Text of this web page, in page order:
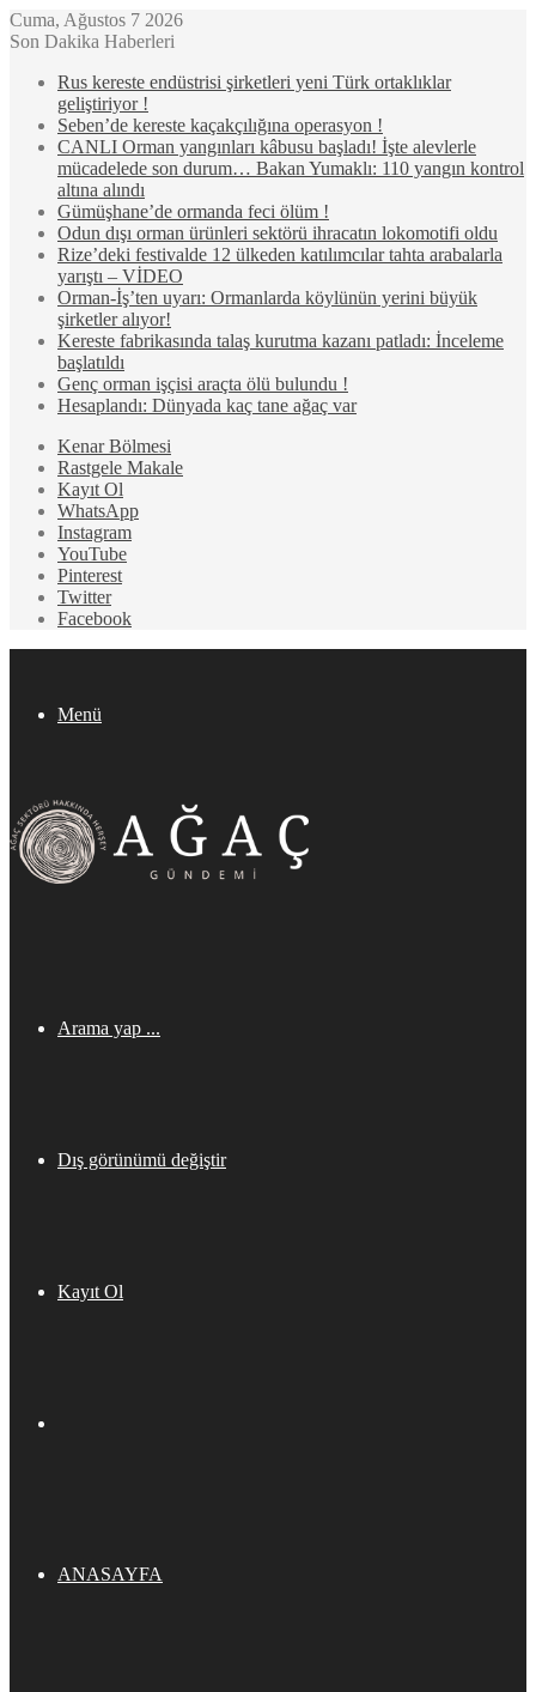
Cuma, Ağustos 7 2026
Son Dakika Haberleri
Rus kereste endüstrisi şirketleri yeni Türk ortaklıklar
geliştiriyor !
Seben’de kereste kaçakçılığına operasyon !
CANLI Orman yangınları kâbusu başladı! İşte alevlerle
mücadelede son durum… Bakan Yumaklı: 110 yangın kontrol
altına alındı
Gümüşhane’de ormanda feci ölüm !
Odun dışı orman ürünleri sektörü ihracatın lokomotifi oldu
Rize’deki festivalde 12 ülkeden katılımcılar tahta arabalarla
yarıştı – VİDEO
Orman-İş’ten uyarı: Ormanlarda köylünün yerini büyük
şirketler alıyor!
Kereste fabrikasında talaş kurutma kazanı patladı: İnceleme
başlatıldı
Genç orman işçisi araçta ölü bulundu !
Hesaplandı: Dünyada kaç tane ağaç var
Kenar Bölmesi
Rastgele Makale
Kayıt Ol
WhatsApp
Instagram
YouTube
Pinterest
Twitter
Facebook
Menü
Arama yap ...
Dış görünümü değiştir
Kayıt Ol
ANASAYFA